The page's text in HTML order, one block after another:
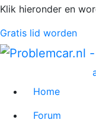
Klik hieronder en
Gratis lid worden
Home
Forum